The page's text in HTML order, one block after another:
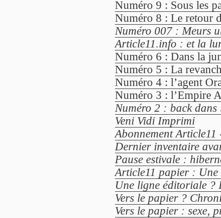
Numéro 9 : Sous les
Numéro 8 : Le retour
Numéro 007 : Meurs
Article11.info : et la
Numéro 6 : Dans la
Numéro 5 : La
Numéro 4 : l’agent
Numéro 3 : l’Empire
Numéro 2 : back dans
Veni Vidi Imprimi
Abonnement
Dernier inventaire
Pause estivale :
Article11 papier : Une
Une ligne éditoriale ?
Vers le papier ?
Vers le papier : sexe,